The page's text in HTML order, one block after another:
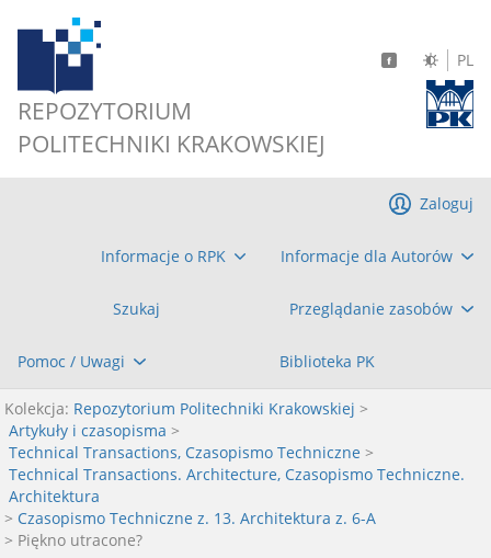
REPOZYTORIUM
POLITECHNIKI KRAKOWSKIEJ
PL
Informacje o RPK Informacje dla Autorów
Szukaj Przeglądanie zasobów
Pomoc / Uwagi Biblioteka PK
Zaloguj
Kolekcja: Repozytorium Politechniki Krakowskiej >
Artykuły i czasopisma >
Technical Transactions, Czasopismo Techniczne >
Technical Transactions. Architecture, Czasopismo Techniczne.
Architektura
> Czasopismo Techniczne z. 13. Architektura z. 6-A
> Piękno utracone?